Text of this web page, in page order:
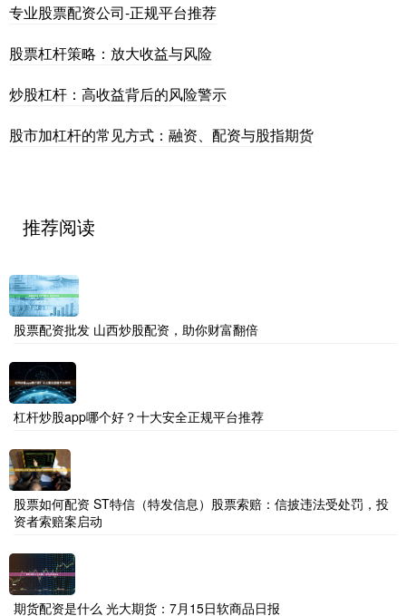
专业股票配资公司-正规平台推荐
股票杠杆策略：放大收益与风险
炒股杠杆：高收益背后的风险警示
股市加杠杆的常见方式：融资、配资与股指期货
推荐阅读
股票配资批发 山西炒股配资，助你财富翻倍
杠杆炒股app哪个好？十大安全正规平台推荐
股票如何配资 ST特信（特发信息）股票索赔：信披违法受处罚，投
资者索赔案启动
期货配资是什么 光大期货：7月15日软商品日报